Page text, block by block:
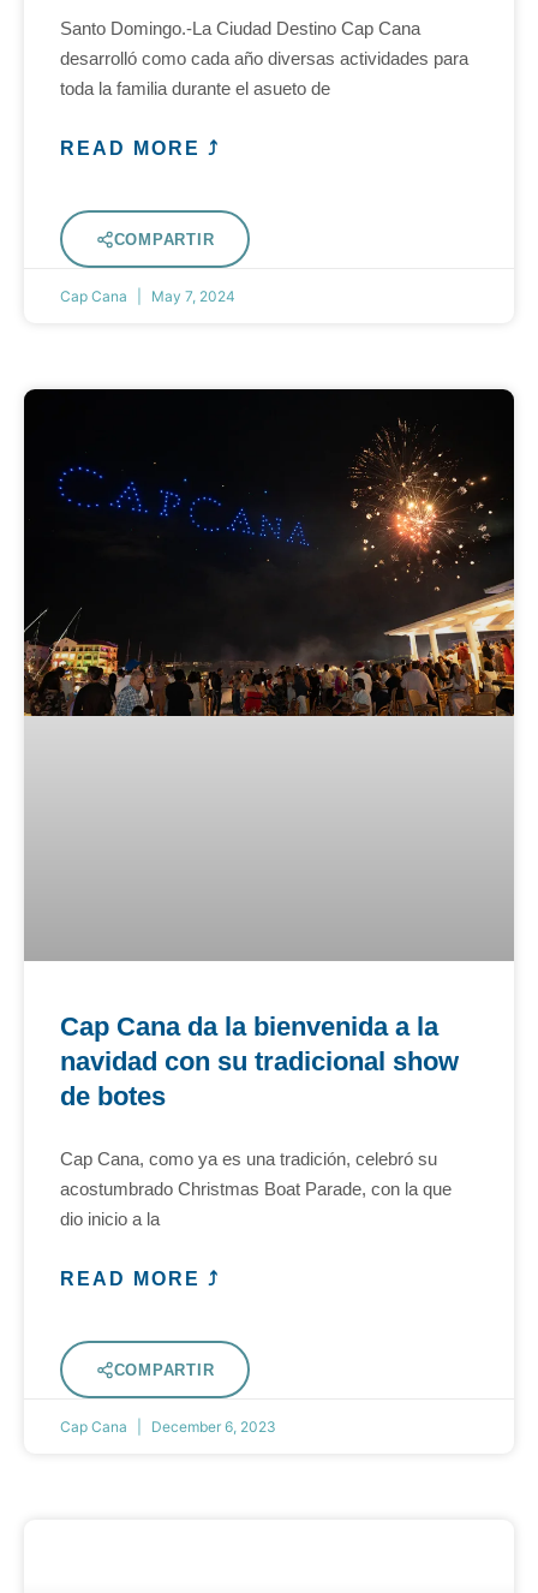
Santo Domingo.-La Ciudad Destino Cap Cana
desarrolló como cada año diversas actividades para
toda la familia durante el asueto de
READ MORE ⤴
COMPARTIR
Cap Cana May 7, 2024
Cap Cana da la bienvenida a la
navidad con su tradicional show
de botes
Cap Cana, como ya es una tradición, celebró su
acostumbrado Christmas Boat Parade, con la que
dio inicio a la
READ MORE ⤴
COMPARTIR
Cap Cana December 6, 2023